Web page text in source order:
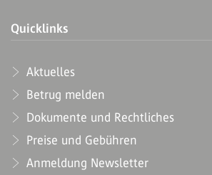
Quicklinks
Aktuelles
Betrug melden
Dokumente und Rechtliches
Preise und Gebühren
Anmeldung Newsletter